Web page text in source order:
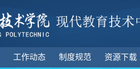
工作动态 制度规范 资源下载